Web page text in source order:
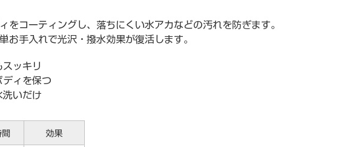
をコーティングし、落ちにくい水アカなどの汚れを防ぎます。
お手入れで光沢・撥水効果が復活します。
ッキリ
ディを保つ
洗いだけ